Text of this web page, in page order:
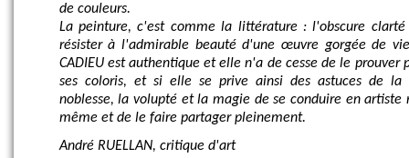
de couleurs.
La peinture, c'est comme la littérature : l'obscure clarté
résister à l'admirable beauté d'une œuvre gorgée de
CADIEU est authentique et elle n'a de cesse de le prouver
ses coloris, et si elle se prive ainsi des astuces de
noblesse, la volupté et la magie de se conduire en artiste
même et de le faire partager pleinement.
André RUELLAN, critique d'art